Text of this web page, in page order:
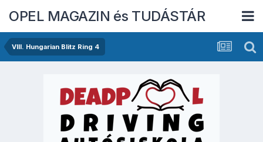
OPEL MAGAZIN és TUDÁSTÁR
VIII. Hungarian Blitz Ring 4